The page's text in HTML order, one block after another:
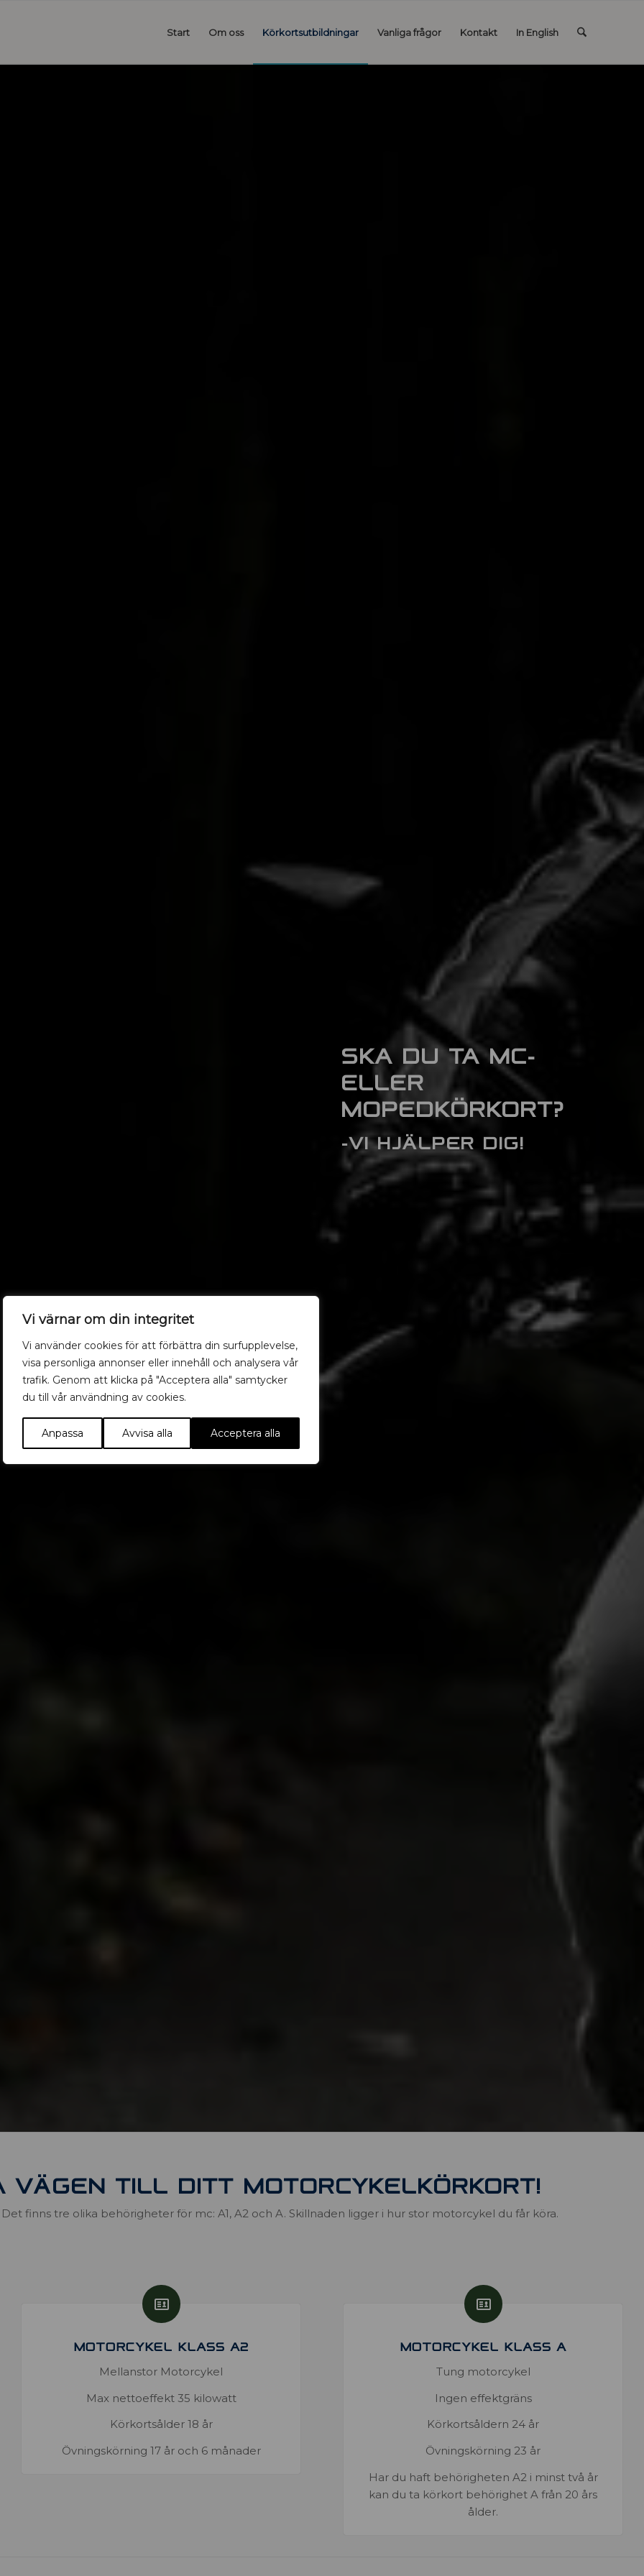
Vi värnar om din integritet
Vi använder cookies för att förbättra din surfupplevelse,
visa personliga annonser eller innehåll och analysera vår
trafik. Genom att klicka på "Acceptera alla" samtycker
du till vår användning av cookies.
Anpassa Avvisa alla Acceptera alla
Start Om oss Körkortsutbildningar Vanliga frågor Kontakt In English
SKA DU TA MC-
ELLER
MOPEDKÖRKORT?
-VI HJÄLPER DIG!
TILL DITT MOTORCYKELKÖRKORT!
finns tre olika behörigheter för mc: A1, A2 och A. Skillnaden ligger i hur stor motorcykel du får köra.
MOTORCYKEL KLASS A2
Mellanstor Motorcykel
Max nettoeffekt 35 kilowatt
Körkortsålder 18 år
Övningskörning 17 år och 6 månader
MOTORCYKEL KLASS A
Tung motorcykel
Ingen effektgräns
Körkortsåldern 24 år
Övningskörning 23 år
Har du haft behörigheten A2 i minst två år
kan du ta körkort behörighet A från 20 års
ålder.